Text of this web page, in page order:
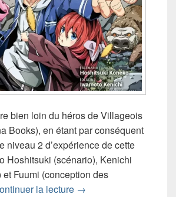
bien loin du héros de Villageois
Books), en étant par conséquent
niveau 2 d’expérience de cette
Hoshitsuki (scénario), Kenichi
Fuumi (conception des
la lecture Chronique manga
→